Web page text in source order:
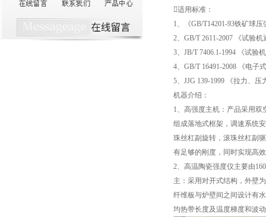
适用标准：
1、《GB/T14201-93铁矿球
2、GB/T 2611-2007 《试验
3、JB/T 7406.1-1994 《试验
4、GB/T 16491-2008 《电子
5、JJG 139-1999 《拉力、
机器介绍：
1、高强度主机：产品采用
组成落地式框架，调速系统
珠丝杠副旋转，滚珠丝杠副
有足够的刚度，同时实现高
2、高温陶瓷强度仪主要由
主：采用对开式结构，外壁
纤维板与炉壁间之间设计有
均热带长度及温度梯度和波